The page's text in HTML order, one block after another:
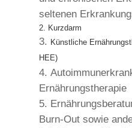
seltenen
Kurzdarm
Künstliche
HEE)
Ernährungstherapie
Burn-Out sowie